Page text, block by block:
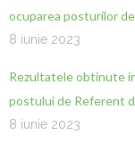
ocuparea posturilor
8 iunie 2023
Rezultatele obtinute
postului de Referent
8 iunie 2023